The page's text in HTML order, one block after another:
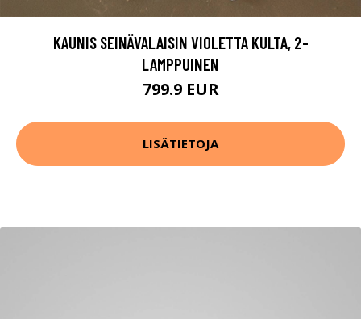
KAUNIS SEINÄVALAISIN VIOLETTA KULTA, 2-
LAMPPUINEN
799.9 EUR
LISÄTIETOJA